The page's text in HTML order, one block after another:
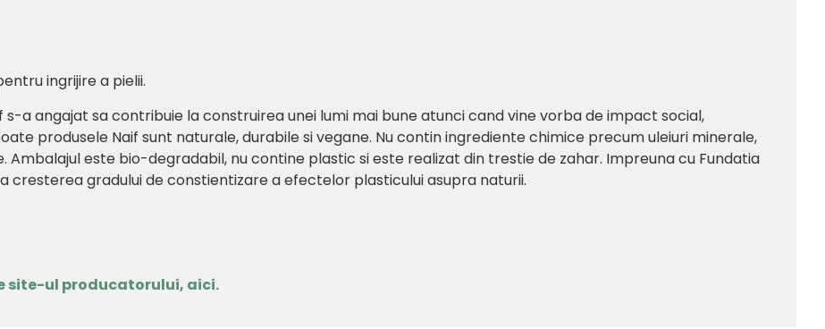
ingrijire a pielii.
a angajat sa contribuie la construirea unei lumi mai bune atunci cand vine vorba de impact social,
produsele Naif sunt naturale, durabile si vegane. Nu contin ingrediente chimice precum uleiuri minerale,
Ambalajul este bio-degradabil, nu contine plastic si este realizat din trestie de zahar. Impreuna cu Fundatia
cresterea gradului de constientizare a efectelor plasticului asupra naturii.
site-ul producatorului, aici.